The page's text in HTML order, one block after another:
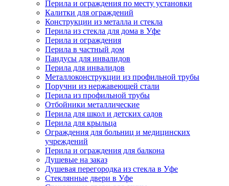
Перила и ограждения по месту установки
Калитки для ограждений
Конструкции из металла и стекла
Перила из стекла для дома в Уфе
Перила и ограждения
Перила в частный дом
Пандусы для инвалидов
Перила для инвалидов
Металлоконструкции из профильной трубы
Поручни из нержавеющей стали
Перила из профильной трубы
Отбойники металлические
Перила для школ и детских садов
Перила для крыльца
Ограждения для больниц и медицинских
учреждений
Перила и ограждения для балкона
Душевые на заказ
Душевая перегородка из стекла в Уфе
Стеклянные двери в Уфе